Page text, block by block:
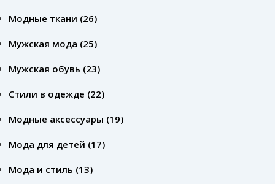
Модные ткани (26)
Мужская мода (25)
Мужская обувь (23)
Стили в одежде (22)
Модные аксессуары (19)
Мода для детей (17)
Мода и стиль (13)